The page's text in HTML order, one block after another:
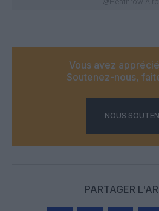
Vous avez
Soutenez-nous,
NOUS
PARTAGER